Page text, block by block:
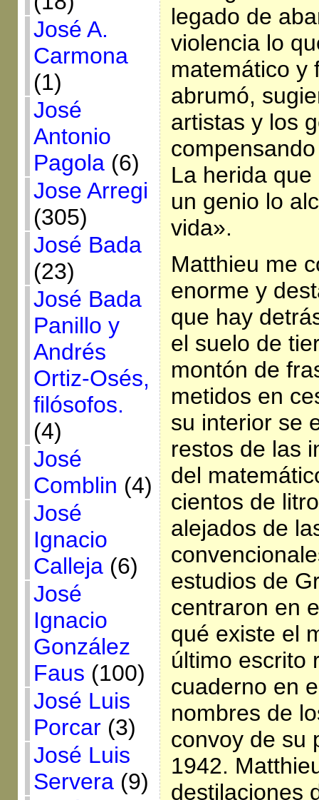
José A.
Carmona
(1)
José
Antonio
Pagola(6)
Jose Arregi
(305)
José Bada
(23)
José Bada
Panillo y
Andrés
Ortiz-Osés,
filósofos.
(4)
José
Comblin (4)
José
Ignacio
Calleja(6)
José
Ignacio
González
Faus (100)
José Luis
Porcar(3)
José Luis
Servera(9)
legado de
violencia lo
matemático y
abrumó,
artistas y los
La herida
un genio lo
vida».
Matthieu me
enorme y
que hay
el suelo de
montón de
metidos en
su interior se
restos de las
del
cientos de
alejados de
estudios de
centraron en
qué existe el
último escrito
cuaderno en
nombres de
convoy de su
1942.
destilaciones